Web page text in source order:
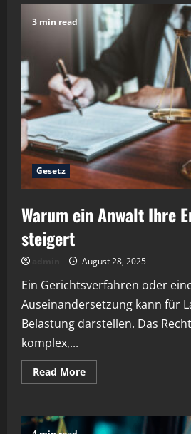
Sie
Ihre
Erfolgschancen
in
einem
Gerichtsverfahren
3 min read
Gesetz
Warum ein Anwalt Ihre
steigert
August 28, 2025
Ein Gerichtsverfahren oder
Auseinandersetzung kann für
Belastung darstellen. Das
komplex,...
Read MoreRead
more
Anwalt
Ihre